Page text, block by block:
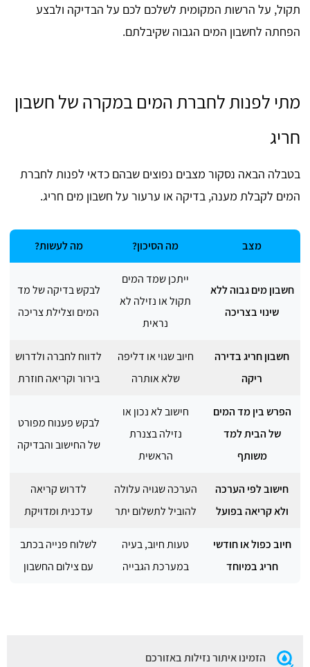
תקול, על הרשות המקומית לשלכם לכם על הבדיקה ולבצע
הפחתה לחשבון המים הגבוה שקיבלתם.
מתי לפנות לחברת המים במקרה של חשבון
חריג
בטבלה הבאה נסקור מצבים נפוצים שבהם כדאי לפנות לחברת
המים לקבלת מענה, בדיקה או ערעור על חשבון מים חריג.
מצב מה הסיכון? מה לעשות?
חשבון מים גבוה ללא
שינוי בצריכה
ייתכן שמד המים
תקול או נזילה לא
נראית
לבקש בדיקה של מד
המים וצלילת צריכה
חשבון חריג בדירה
ריקה
חיוב שגוי או דליפה
שלא אותרה
לדווח לחברה ולדרוש
בירור וקריאה חוזרת
הפרש בין מד המים
של הבית למד
משותף
חישוב לא נכון או
נזילה בצנרת
הראשית
לבקש פענוח מפורט
של החישוב והבדיקה
חישוב לפי הערכה
ולא קריאה בפועל
הערכה שגויה עלולה
להוביל לתשלום יתר
לדרוש קריאה
עדכנית ומדויקת
חיוב כפול או חודשי
חריג במיוחד
טעות חיוב, בעיה
במערכת הגבייה
לשלוח פנייה בכתב
עם צילום החשבון
הזמינו איתור נזילות באזורכם